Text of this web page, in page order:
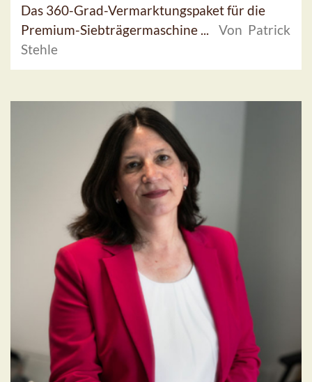
Das 360-Grad-Vermarktungspaket für die
Premium-Siebträgermaschine ...
Von Patrick
Stehle